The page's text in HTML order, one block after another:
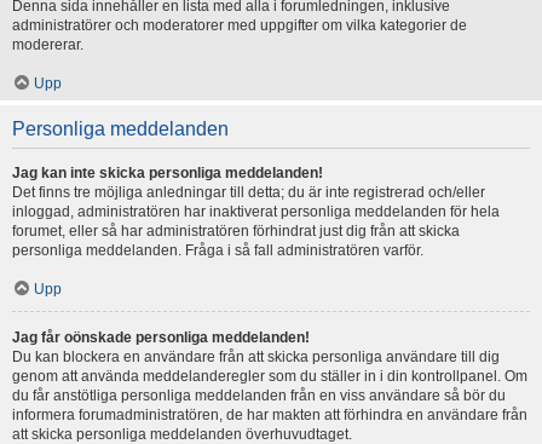
Denna sida innehåller en lista med alla i forumledningen, inklusive
administratörer och moderatorer med uppgifter om vilka kategorier de
modererar.
Upp
Personliga meddelanden
Jag kan inte skicka personliga meddelanden!
Det finns tre möjliga anledningar till detta; du är inte registrerad och/eller
inloggad, administratören har inaktiverat personliga meddelanden för hela
forumet, eller så har administratören förhindrat just dig från att skicka
personliga meddelanden. Fråga i så fall administratören varför.
Upp
Jag får oönskade personliga meddelanden!
Du kan blockera en användare från att skicka personliga användare till dig
genom att använda meddelanderegler som du ställer in i din kontrollpanel. Om
du får anstötliga personliga meddelanden från en viss användare så bör du
informera forumadministratören, de har makten att förhindra en användare från
att skicka personliga meddelanden överhuvudtaget.